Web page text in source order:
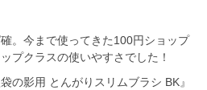
。今まで使ってきた100円ショップ
プクラスの使いやすさでした！
の影用 とんがりスリムブラシ BK』